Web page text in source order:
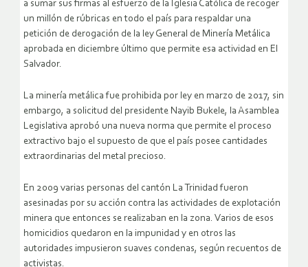
a sumar sus firmas al esfuerzo de la Iglesia Católica de recoger
un millón de rúbricas en todo el país para respaldar una
petición de derogación de la ley General de Minería Metálica
aprobada en diciembre último que permite esa actividad en El
Salvador.
La minería metálica fue prohibida por ley en marzo de 2017, sin
embargo, a solicitud del presidente Nayib Bukele, la Asamblea
Legislativa aprobó una nueva norma que permite el proceso
extractivo bajo el supuesto de que el país posee cantidades
extraordinarias del metal precioso.
En 2009 varias personas del cantón La Trinidad fueron
asesinadas por su acción contra las actividades de explotación
minera que entonces se realizaban en la zona. Varios de esos
homicidios quedaron en la impunidad y en otros las
autoridades impusieron suaves condenas, según recuentos de
activistas.